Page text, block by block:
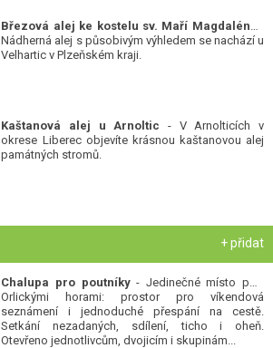
Březová alej ke kostelu sv. Maří Magdalény-
Nádherná alej s působivým výhledem se nachází u
Velhartic v Plzeňském kraji.
Kaštanová alej u Arnoltic - V Arnolticích v
okrese Liberec objevíte krásnou kaštanovou alej
památných stromů.
+ přidat
Chalupa pro poutníky- Jedinečné místo pod
Orlickými horami: prostor pro víkendová
seznámení i jednoduché přespání na cestě.
Setkání nezadaných, sdílení, ticho i oheň.
Otevřeno jednotlivcům, dvojicím i skupinám...